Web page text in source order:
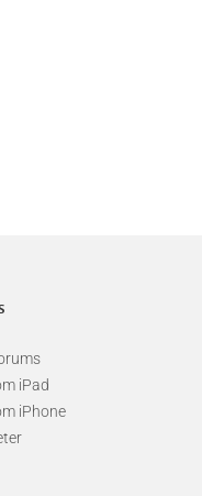
och startar
spelet.
iPad
iPhone